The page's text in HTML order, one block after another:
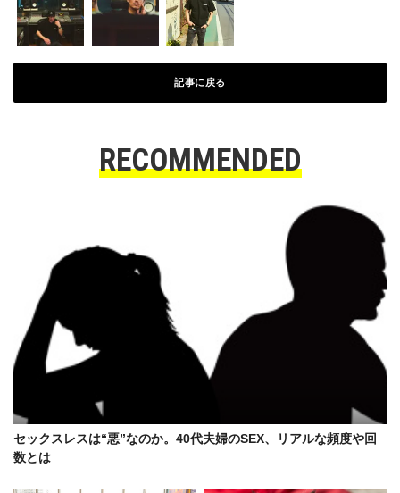
記事に戻る
RECOMMENDED
セックスレスは“悪”なのか。40代夫婦のSEX、リアルな頻度や回
数とは